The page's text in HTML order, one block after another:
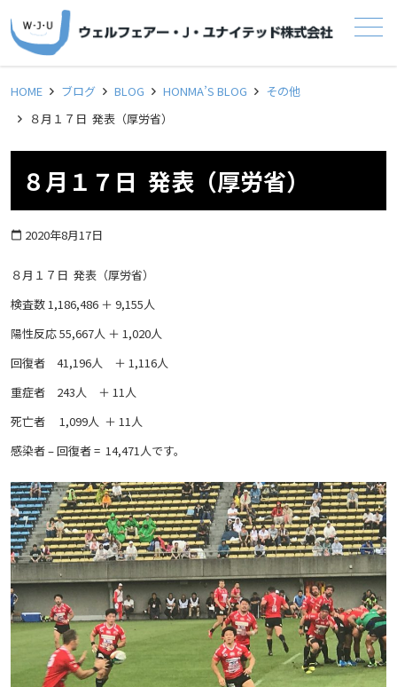
メニュー
HOME ブログ BLOG HONMA’S BLOG
その他
８月１７日 発表（厚労省）
８月１７日 発表（厚労省）
calendar_today 2020年8月17日
８月１７日 発表（厚労省）
検査数 1,186,486 ＋ 9,155人
陽性反応 55,667人 ＋ 1,020人
回復者 41,196人 ＋ 1,116人
重症者 243人 ＋ 11人
死亡者 1,099人 ＋ 11人
感染者 – 回復者 = 14,471人です。